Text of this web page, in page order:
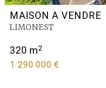
MAISON A VENDRE
LIMONEST
320 m2
1 290 000 €